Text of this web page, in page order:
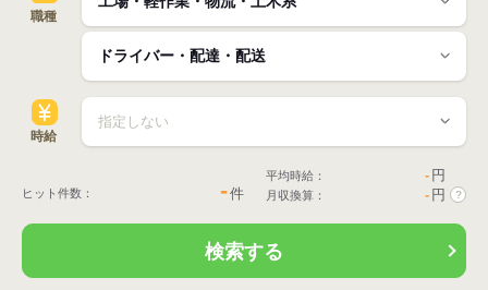
職種
時給
ヒット件数： -件
平均時給： - 円
月収換算： - 円 ?
検索する